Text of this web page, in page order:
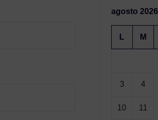
agosto 2026
L M
3 4
10 11